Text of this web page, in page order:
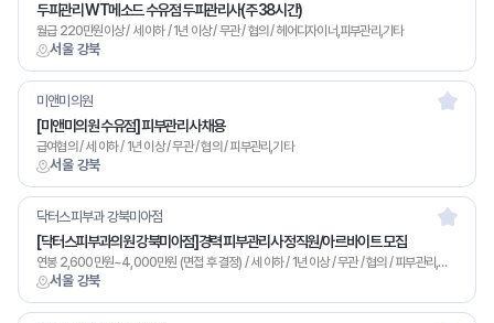
서울 강북
두피관리 WT메소드 수유점 두피관리사(주 38시간)
월급 220만원이상 / 세 이하 / 1년 이상 / 무관 / 협의 / 헤어디자이너,피부관리,기타
서울 강북
미앤미의원
[미앤미의원 수유점] 피부관리사 채용
급여협의 / 세 이하 / 1년 이상 / 무관 / 협의 / 피부관리,기타
서울 강북
닥터스피부과 강북미아점
[닥터스피부과의원 강북미아점]경력 피부관리사 정직원/아르바이트 모집
연봉 2,600만원~4,000만원 (면접 후 결정) / 세 이하 / 1년 이상 / 무관 / 협의 / 피부관리,기타